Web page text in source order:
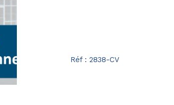
Réf : 2838-CV